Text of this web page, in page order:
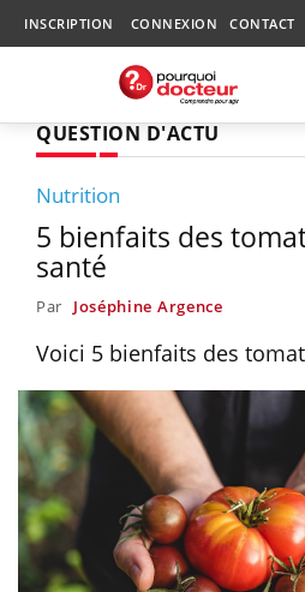
INSCRIPTION CONNEXION CONTACT
QUESTION D'ACTU
Nutrition
5 bienfaits des
santé
Par Joséphine Argence
Voici 5 bienfaits des